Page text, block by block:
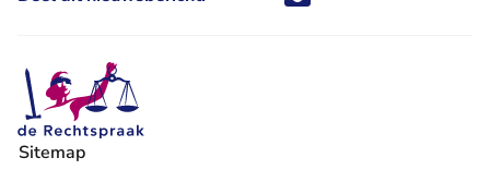
Sitemap